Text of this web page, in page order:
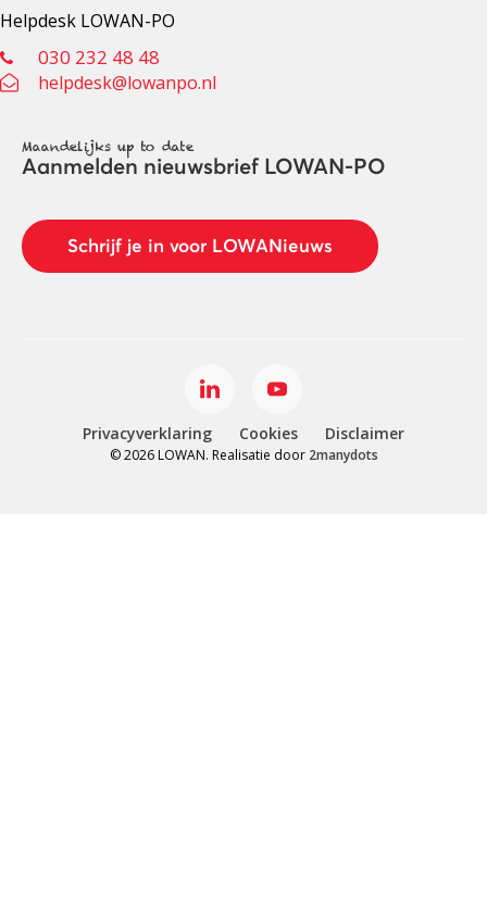
Helpdesk LOWAN-PO
030 232 48 48
helpdesk@lowanpo.nl
Maandelijks up to date
Aanmelden nieuwsbrief LOWAN-PO
Schrijf je in voor LOWANieuws
© 2026 LOWAN. Realisatie door 2manydots
Privacyverklaring Cookies Disclaimer